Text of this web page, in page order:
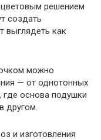
решением
создать
выглядеть как
можно
— от однотонных
основа подушки
другом.
и изготовления